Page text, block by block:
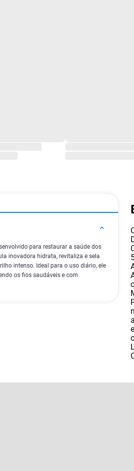
para restaurar a saúde dos
inovadora hidrata, revitaliza e sela
intenso. Ideal para o uso diário, ele
os fios saudáveis e com